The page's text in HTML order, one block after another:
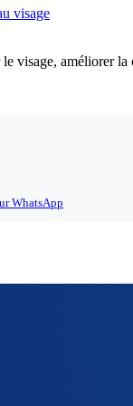
visage
visage, améliorer
WhatsApp